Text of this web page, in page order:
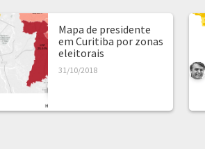
Mapa de presidente
em Curitiba por zonas
eleitorais
31/10/2018